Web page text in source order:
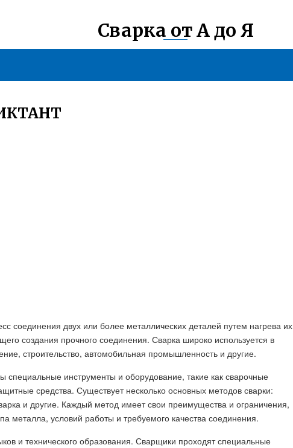
Сварка от А до Я
соединения двух или более металлических деталей путем нагрева их
создания прочного соединения. Сварка широко используется в
строительство, автомобильная промышленность и другие.
специальные инструменты и оборудование, такие как сварочные
средства. Существует несколько основных методов сварки:
и другие. Каждый метод имеет свои преимущества и ограничения,
металла, условий работы и требуемого качества соединения.
и технического образования. Сварщики проходят специальные